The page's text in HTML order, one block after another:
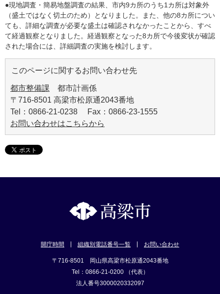
●現地調査・簡易地盤調査の結果、市内9カ所のうち1カ所は対象外
（盛土ではなく切土のため）となりました。また、他の8カ所につい
ても、詳細な調査が必要な盛土は確認されなかったことから、すべ
て経過観察となりました。経過観察となった8カ所で今後変状が確認
された場合には、詳細調査の実施を検討します。
このページに関するお問い合わせ先
都市整備課 都市計画係
〒716-8501 高梁市松原通2043番地
Tel：0866-21-0238 Fax：0866-23-1555
お問い合わせはこちらから
開庁時間 組織別電話番号一覧 お問い合わせ
〒716-8501 岡山県高梁市松原通2043番地
Tel：0866-21-0200 （代表）
法人番号3000020332097